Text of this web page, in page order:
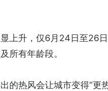
上升，仅6月24日至26
所有年龄段。
热风会让城市变得“更